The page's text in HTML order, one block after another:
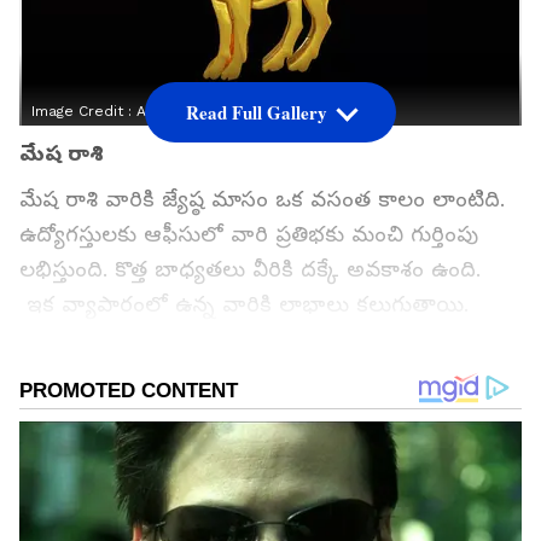
Image Credit : Asianet News
మేష రాశి
మేష రాశి వారికి జ్యేష్ఠ మాసం ఒక వసంత కాలం లాంటిది.
ఉద్యోగస్తులకు ఆఫీసులో వారి ప్రతిభకు మంచి గుర్తింపు
లభిస్తుంది. కొత్త బాధ్యతలు వీరికి దక్కే అవకాశం ఉంది.
ఇక వ్యాపారంలో ఉన్న వారికి లాభాలు కలుగుతాయి.
అందుతుంది. లేదా నష్టపోయిన డబ్బు తిరిగి పొందే
అవకాశాలు కనిపిస్తున్నాయి. ఈ రాశివారు ఆర్ధికంగా
బలంగా మారుతారు.
గూగుల్‌లో ఆసక్తికరమైన సమాచారం కోసం ఏసియానెట్ తెలుగు
Read Full Gallery